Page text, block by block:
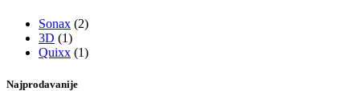
Sonax (2)
3D (1)
Quixx (1)
Najprodavanije